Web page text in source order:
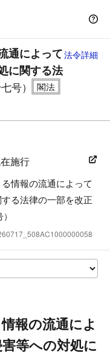
通によって
に関する法
号）
法令詳細
施行
情報の流通によって
る法律の一部を改正
報の流通によ
等への対処に